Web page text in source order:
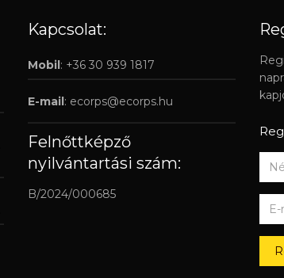
Kapcsolat:
Mobil: +36 30 939 1817
E-mail: ecorps@ecorps.hu
Felnőttképző
nyilvántartási szám:
B/2024/000685